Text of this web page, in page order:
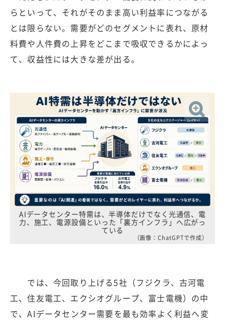
らといって、それがそのまま高い利益率につながる
とは限らない。需要がどのセグメントに表れ、原材
料費や人件費の上昇をどこまで吸収できるかによっ
て、収益性には大きな差が出る。
AIデータセンター特需は、半導体だけでなく光通信、電
力、施工、電源設備といった「裏方インフラ」へ広がっ
ている
（画像：ChatGPTで作成）
では、今回取り上げる5社（フジクラ、古河電
工、住友電工、エクシオグループ、富士電機）の中
で、AIデータセンター需要を最も効率よく利益へ変